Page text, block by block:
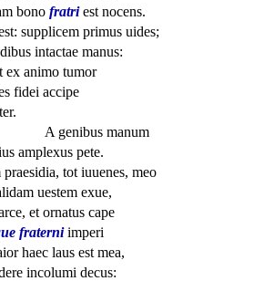
bono fratriest nocens.
supplicem primus uides;
intactae manus:
ex animo tumor
fidei accipe
manum
amplexus pete.
tot iuuenes, meo
uestem exue,
et ornatus cape
fraterniimperi
haec laus est mea,
incolumi decus: